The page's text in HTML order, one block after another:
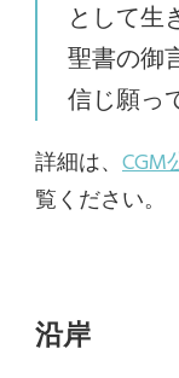
として生
聖書の御
信じ願っ
詳細は、
覧ください。
沿岸